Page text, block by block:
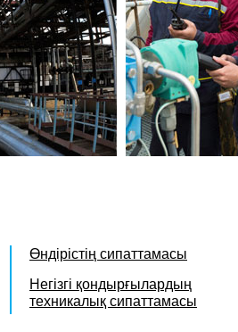
Өндірістің сипаттамасы
Негізгі қондырғылардың
техникалық сипаттамасы